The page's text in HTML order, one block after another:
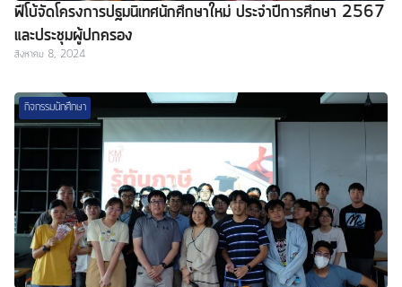
ฟีโบ้จัดโครงการปฐมนิเทศนักศึกษาใหม่ ประจำปีการศึกษา 2567
และประชุมผู้ปกครอง
สิงหาคม 8, 2024
กิจกรรมนักศึกษา